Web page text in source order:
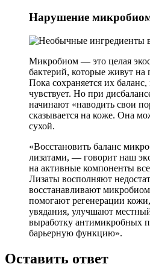
Нарушение
Микробиом — это целая
бактерий, которые живут
Пока сохраняется их
чувствует. Но при
начинают «наводить свои
сказывается на коже. Она
сухой.
«Восстановить баланс
лизатами, — говорит наш
на активные компоненты
Лизаты восполняют
восстанавливают
помогают регенерации
увядания, улучшают
выработку антимикробных
барьерную функцию».
Оставить ответ